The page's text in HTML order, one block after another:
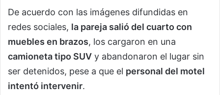
De acuerdo con las imágenes difundidas en
redes sociales, la pareja salió del cuarto con
muebles en brazos, los cargaron en una
camioneta tipo SUV y abandonaron el lugar sin
ser detenidos, pese a que el personal del motel
intentó intervenir.